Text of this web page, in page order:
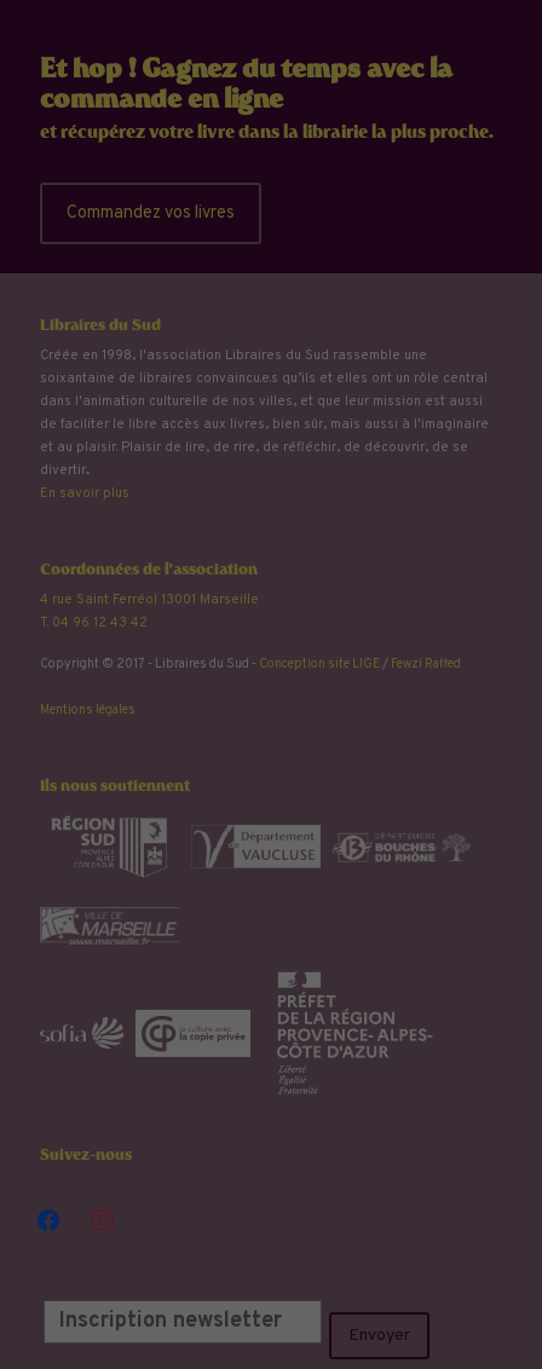
Et hop ! Gagnez du temps avec la
commande en ligne
et récupérez votre livre dans la librairie la plus proche.
Commandez vos livres
Libraires du Sud
Créée en 1998, l'association Libraires du Sud rassemble une
soixantaine de libraires convaincu.e.s qu’ils et elles ont un rôle central
dans l'animation culturelle de nos villes, et que leur mission est aussi
de faciliter le libre accès aux livres, bien sûr, mais aussi à l'imaginaire
et au plaisir. Plaisir de lire, de rire, de réfléchir, de découvrir, de se
divertir...
En savoir plus
Coordonnées de l'association
4 rue Saint Ferréol 13001 Marseille
T. 04 96 12 43 42
Copyright © 2017 - Libraires du Sud - Conception site LIGE/ Fewzi Raffed
Mentions légales
Ils nous soutiennent
Suivez-nous
facebookinstagram